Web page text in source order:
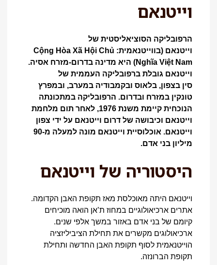
וייטנאם
הרפובליקה הסוציאליסטית של
וייטנאם (בווייטנאמית: Cộng Hòa Xã Hội Chủ
Nghĩa Việt Nam) היא מדינה בדרום-מזרח אסיה.
וייטנאם גובלת ברפובליקה העממית של
סין בצפון, בלאוס ובקמבודיה במערב, ובמפרץ
טונקין במזרח ובדרום. הרפובליקה במתכונתה
הנוכחית קיימת משנת 1976, לאחר תום מלחמת
וייטנאם וכיבושה של דרום וייטנאם על ידי צפון
וייטנאם. אוכלוסיית וייטנאם מונה למעלה מ-90
מיליון בני אדם.
היסטוריה של וייטנאם
וייטנאם היתה מאוכלסת מאז תקופת האבן הקדומה.
אתרים ארכיאולוגיים במחוז ת’אן הואה מוכיחים
קיומם של בני אדם באזור במשך אלפי שנים.
ארכיאולוגים מקשרים את תחילת הציביליזציה
הוייטנאמית לסוף תקופת האבן החדשה ותחילת
תקופת הברונזה.